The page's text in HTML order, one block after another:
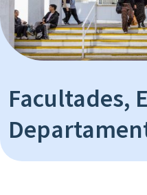
Facultades,